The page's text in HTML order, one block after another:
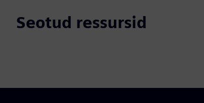
Seotud ressursid